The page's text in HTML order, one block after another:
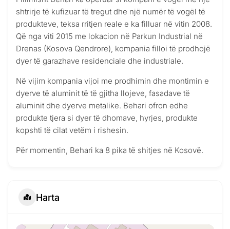
shtrirje të kufizuar të tregut dhe një numër të vogël të
produkteve, teksa rritjen reale e ka filluar në vitin 2008.
Që nga viti 2015 me lokacion në Parkun Industrial në
Drenas (Kosova Qendrore), kompania filloi të prodhojë
dyer të garazhave residenciale dhe industriale.
Në vijim kompania vijoi me prodhimin dhe montimin e
dyerve të aluminit të të gjitha llojeve, fasadave të
aluminit dhe dyerve metalike. Behari ofron edhe
produkte tjera si dyer të dhomave, hyrjes, produkte
kopshti të cilat vetëm i rishesin.
Për momentin, Behari ka 8 pika të shitjes në Kosovë.
Harta